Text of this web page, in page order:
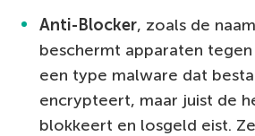
Anti-Blocker, zoals de
beschermt apparaten
een type malware dat
encrypteert, maar juist de
blokkeert en losgeld eist.